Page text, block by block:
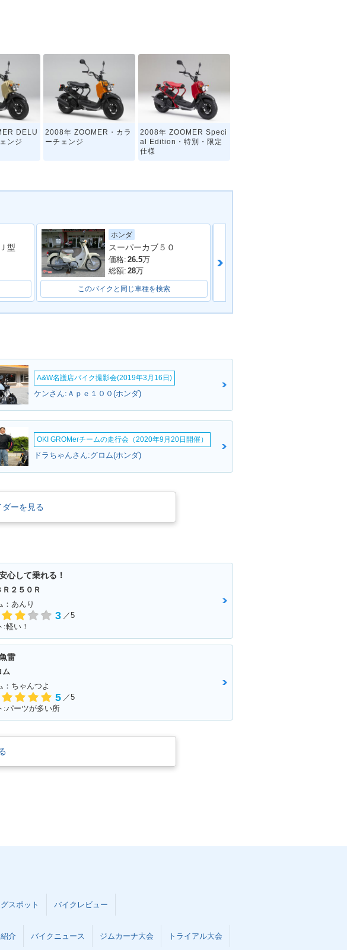
DELU
ンジ
2008年 ZOOMER・カラ
ーチェンジ
2008年 ZOOMER Speci
al Edition・特別・限定
仕様
DELU
2005年 ZOOMER・カラ
ーチェンジ
2004年 ZOOMER Speci
al Color・特別・限定仕
様
Speci
仕様
場
型
ホンダ
スーパーカブ５０
価格: 26.5万
総額: 28万
このバイクと同じ車種を検索
A&W名護店バイク撮影会(2019年3月16日)
ケンさん:Ａｐｅ１００(ホンダ)
OKI GROMerチームの走行会（2020年9月20日開催）
ドラちゃんさん:グロム(ホンダ)
ーを見る
心して乗れる！
Ｒ２５０Ｒ
：あんり
3 ／5
:軽い！
雷
ム
：ちゃんつよ
5 ／5
:パーツが多い所
スポット バイクレビュー
介 バイクニュース ジムカーナ大会 トライアル大会